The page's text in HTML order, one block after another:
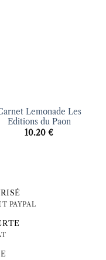
Lemonade Les
Editions du Paon
10.20 €
PAYPAL